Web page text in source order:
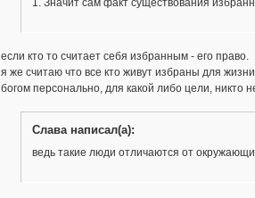
если кто то считает себя избранным - его право.
я же считаю что все кто живут избраны для
богом персонально, для какой либо цели, никто
Слава написал(а):
ведь такие люди отличаются от